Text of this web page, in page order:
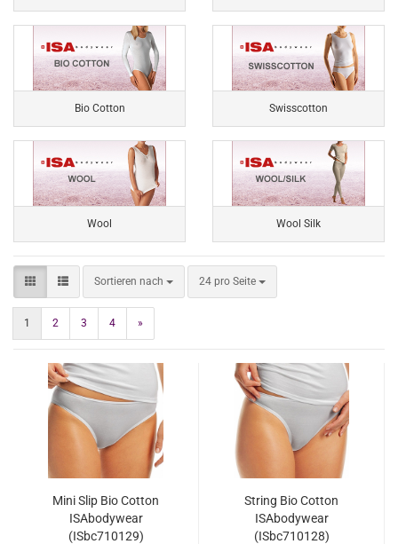
Bio Cotton Swisscotton
Wool Wool Silk
Sortieren nach
Sortieren nach 24 pro Seite
pro Seite
1 2 3 4 »
Mini Slip Bio Cotton
ISAbodywear
(ISbc710129)
String Bio Cotton
ISAbodywear
(ISbc710128)